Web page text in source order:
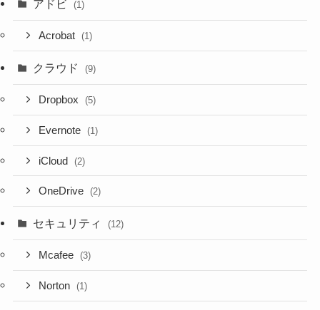
アドビ (1)
Acrobat (1)
クラウド (9)
Dropbox (5)
Evernote (1)
iCloud (2)
OneDrive (2)
セキュリティ (12)
Mcafee (3)
Norton (1)